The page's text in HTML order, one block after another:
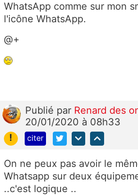
WhatsApp comme sur mon
l'icône WhatsApp.
@+
Publié par Renard des
20/01/2020 à 08h33
!
citer
On ne peux pas avoir le
Whatsapp sur deux
..c'est logique ..